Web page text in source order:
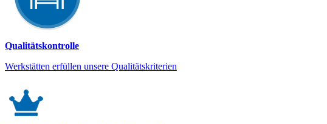
Qualitätskontrolle
Werkstätten erfüllen unsere Qualitätskriterien